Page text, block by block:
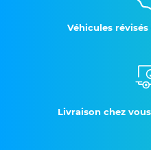
Véhicules
Livraison chez